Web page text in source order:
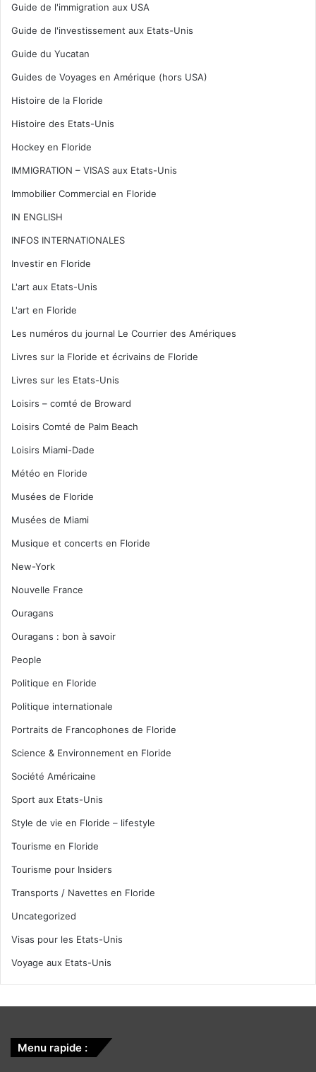
Guide de l'immigration aux USA
Guide de l'investissement aux Etats-Unis
Guide du Yucatan
Guides de Voyages en Amérique (hors USA)
Histoire de la Floride
Histoire des Etats-Unis
Hockey en Floride
IMMIGRATION – VISAS aux Etats-Unis
Immobilier Commercial en Floride
IN ENGLISH
INFOS INTERNATIONALES
Investir en Floride
L'art aux Etats-Unis
L'art en Floride
Les numéros du journal Le Courrier des Amériques
Livres sur la Floride et écrivains de Floride
Livres sur les Etats-Unis
Loisirs – comté de Broward
Loisirs Comté de Palm Beach
Loisirs Miami-Dade
Météo en Floride
Musées de Floride
Musées de Miami
Musique et concerts en Floride
New-York
Nouvelle France
Ouragans
Ouragans : bon à savoir
People
Politique en Floride
Politique internationale
Portraits de Francophones de Floride
Science & Environnement en Floride
Société Américaine
Sport aux Etats-Unis
Style de vie en Floride – lifestyle
Tourisme en Floride
Tourisme pour Insiders
Transports / Navettes en Floride
Uncategorized
Visas pour les Etats-Unis
Voyage aux Etats-Unis
Menu rapide :